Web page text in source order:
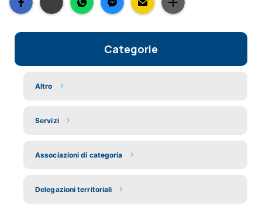
Categorie
Altro
Servizi
Associazioni di categoria
Delegazioni territoriali